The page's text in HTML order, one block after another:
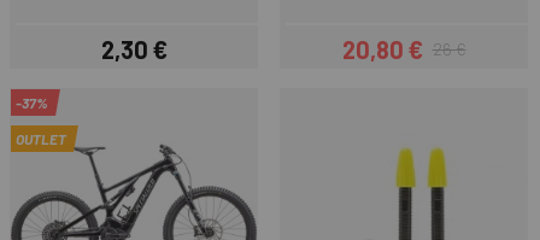
Prezzo
2,30 € Prezzo
20,80 €Prezzo base
26 €
-37%
OUTLET